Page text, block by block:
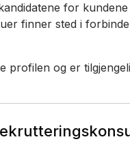
for
finner sted i
profilen og er